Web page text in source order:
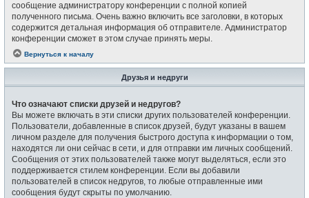
сообщение администратору конференции с полной копией
полученного письма. Очень важно включить все заголовки, в которых
содержится детальная информация об отправителе. Администратор
конференции сможет в этом случае принять меры.
Вернуться к началу
Друзья и недруги
Что означают списки друзей и недругов?
Вы можете включать в эти списки других пользователей конференции.
Пользователи, добавленные в список друзей, будут указаны в вашем
личном разделе для получения быстрого доступа к информации о том,
находятся ли они сейчас в сети, и для отправки им личных сообщений.
Сообщения от этих пользователей также могут выделяться, если это
поддерживается стилем конференции. Если вы добавили
пользователей в список недругов, то любые отправленные ими
сообщения будут скрыты по умолчанию.